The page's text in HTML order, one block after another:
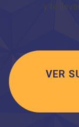
y te
VER